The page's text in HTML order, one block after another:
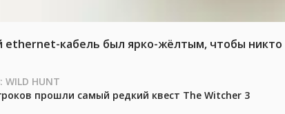
ethernet-кабель был ярко-жёлтым, чтобы никто
WILD HUNT
прошли самый редкий квест The Witcher 3